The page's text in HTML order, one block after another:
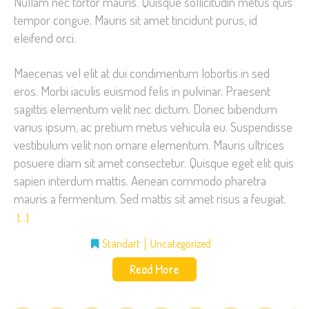
tempor congue. Mauris sit amet tincidunt purus, id
eleifend orci.
Maecenas vel elit at dui condimentum lobortis in sed
eros. Morbi iaculis euismod felis in pulvinar. Praesent
sagittis elementum velit nec dictum. Donec bibendum
varius ipsum, ac pretium metus vehicula eu. Suspendisse
vestibulum velit non ornare elementum. Mauris ultrices
posuere diam sit amet consectetur. Quisque eget elit quis
sapien interdum mattis. Aenean commodo pharetra
mauris a fermentum. Sed mattis sit amet risus a feugiat.
[…]
Standart Uncategorized
Read More